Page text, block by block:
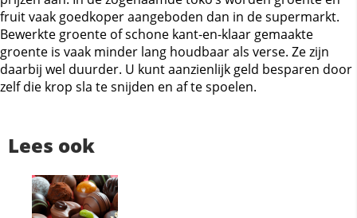
fruit vaak goedkoper aangeboden dan in de supermarkt.
Bewerkte groente of schone kant-en-klaar gemaakte
groente is vaak minder lang houdbaar als verse. Ze zijn
daarbij wel duurder. U kunt aanzienlijk geld besparen door
zelf die krop sla te snijden en af te spoelen.
Lees ook